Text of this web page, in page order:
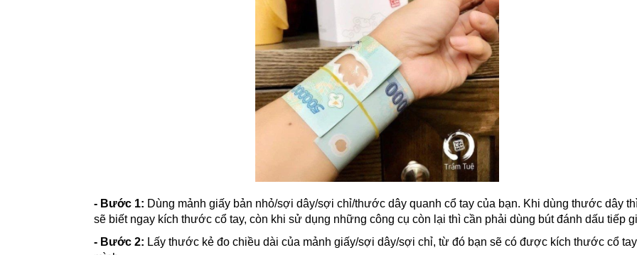
- Bước 1: Dùng mảnh giấy bản nhỏ/sợi dây/sợi chỉ/thước dây quanh cổ tay của bạn. Khi dùng thước dây
sẽ biết ngay kích thước cổ tay, còn khi sử dụng những công cụ còn lại thì cần phải dùng bút đánh dấu tiếp
- Bước 2: Lấy thước kẻ đo chiều dài của mảnh giấy/sợi dây/sợi chỉ, từ đó bạn sẽ có được kích thước cổ tay